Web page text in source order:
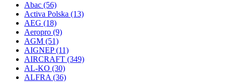
Abac (56)
Activa Polska (13)
AEG (18)
Aeropro (9)
AGM (51)
AIGNEP(11)
AIRCRAFT (349)
AL-KO (30)
ALFRA (36)